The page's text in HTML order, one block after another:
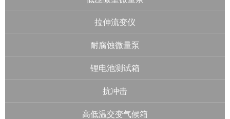
拉伸流变仪
耐腐蚀微量泵
锂电池测试箱
抗冲击
高低温交变气候箱